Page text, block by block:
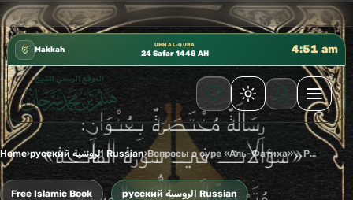
كتب الشيخ هيثم سرحان حفظه الله متوفرة ✦
Makkah
UMM AL-QURA
24 Safar 1448 AH 4:51 am
Home› русский الروسية Russian› Вопросы о суре «Аль-Фатиха» – Русский язык
Free Islamic Book русский الروسية Russian